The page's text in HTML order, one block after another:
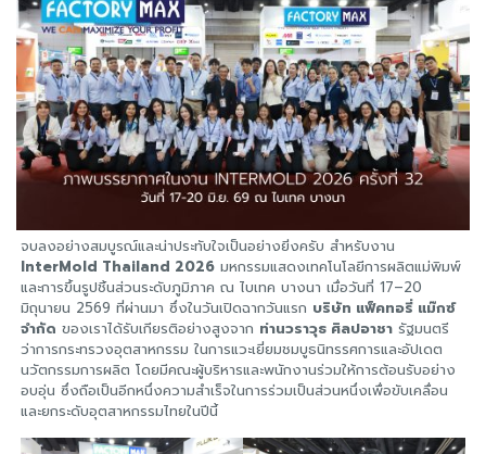
จบลงอย่างสมบูรณ์และน่าประทับใจเป็นอย่างยิ่งครับ สำหรับงาน
InterMold Thailand 2026 มหกรรมแสดงเทคโนโลยีการผลิตแม่พิมพ์
และการขึ้นรูปชิ้นส่วนระดับภูมิภาค ณ ไบเทค บางนา เมื่อวันที่ 17–20
มิถุนายน 2569 ที่ผ่านมา ซึ่งในวันเปิดฉากวันแรก บริษัท แฟ็คทอรี่ แม๊กซ์
จำกัด ของเราได้รับเกียรติอย่างสูงจาก ท่านวราวุธ ศิลปอาชา รัฐมนตรี
ว่าการกระทรวงอุตสาหกรรม ในการแวะเยี่ยมชมบูธนิทรรศการและอัปเดต
นวัตกรรมการผลิต โดยมีคณะผู้บริหารและพนักงานร่วมให้การต้อนรับอย่าง
อบอุ่น ซึ่งถือเป็นอีกหนึ่งความสำเร็จในการร่วมเป็นส่วนหนึ่งเพื่อขับเคลื่อน
และยกระดับอุตสาหกรรมไทยในปีนี้